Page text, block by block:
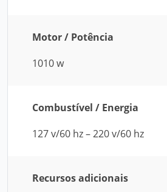
Motor / Potência
1010 w
Combustível / Energia
127 v/60 hz – 220 v/60 hz
Recursos adicionais